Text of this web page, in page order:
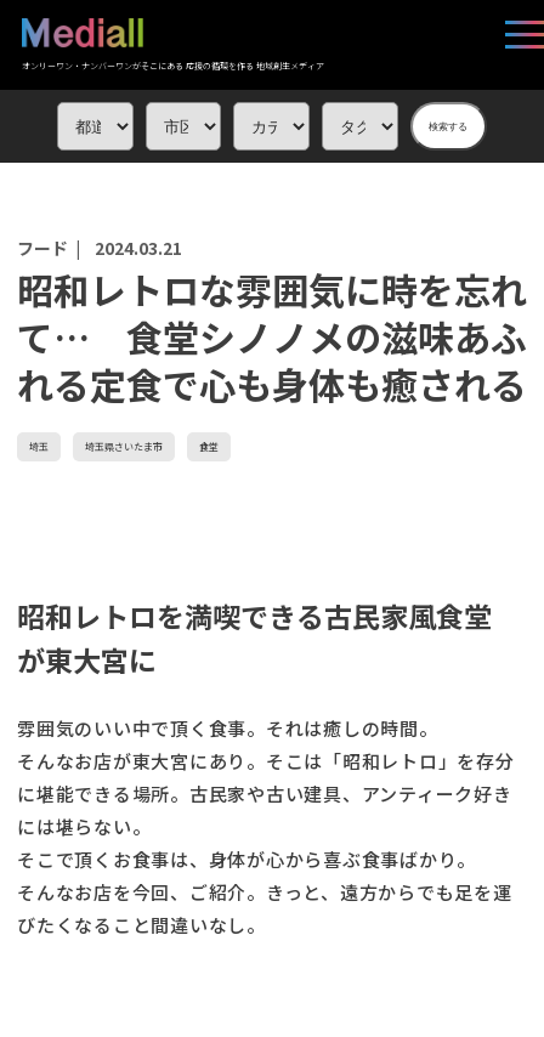
オンリーワン・ナンバーワンがそこにある 応援の循環を作る 地域創生メディア
検索する
フード | 2024.03.21
昭和レトロな雰囲気に時を忘れ
て… 食堂シノノメの滋味あふ
れる定食で心も身体も癒される
埼玉 埼玉県さいたま市 食堂
昭和レトロを満喫できる古民家風食堂
が東大宮に
雰囲気のいい中で頂く食事。それは癒しの時間。
そんなお店が東大宮にあり。そこは「昭和レトロ」を存分
に堪能できる場所。古民家や古い建具、アンティーク好き
には堪らない。
そこで頂くお食事は、身体が心から喜ぶ食事ばかり。
そんなお店を今回、ご紹介。きっと、遠方からでも足を運
びたくなること間違いなし。